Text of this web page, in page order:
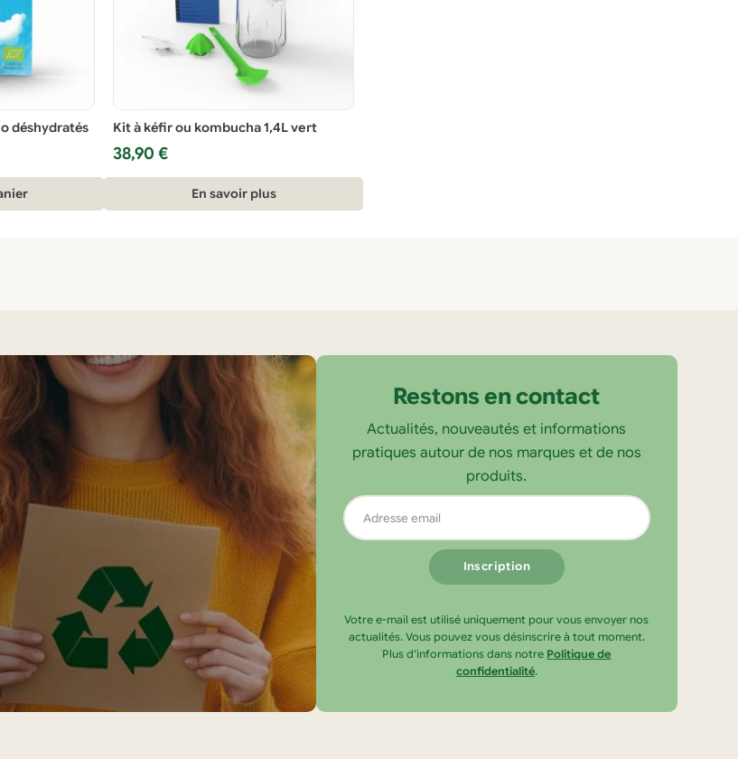
déshydratés Kit à kéfir ou kombucha 1,4L vert
38,90 €
En savoir plus
Restons en contact
Actualités, nouveautés et informations
pratiques autour de nos marques et de nos
produits.
Adresse
email
Votre e-mail est utilisé uniquement pour vous envoyer nos
actualités. Vous pouvez vous désinscrire à tout moment.
Plus d’informations dans notre Politique de
confidentialité.